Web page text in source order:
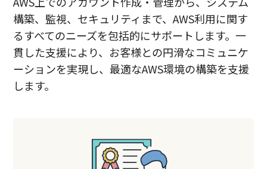
構築、監視、セキュリティまで、AWS利用に関す
るすべてのニーズを包括的にサポートします。一
貫した支援により、お客様との円滑なコミュニケ
ーションを実現し、最適なAWS環境の構築を支援
します。